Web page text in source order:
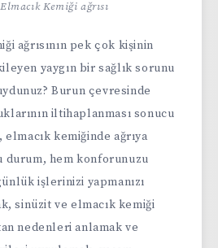
Kemiği ağrısı
ağrısının pek çok kişinin
yaygın bir sağlık sorunu
Burun çevresinde
iltihaplanması sonucu
kemiğinde ağrıya
durum, hem konforunuzu
işlerinizi yapmanızı
sinüzit ve elmacık kemiği
nedenleri anlamak ve